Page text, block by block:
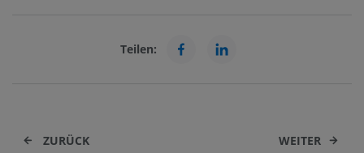
Teilen:
ZURÜCK WEITER